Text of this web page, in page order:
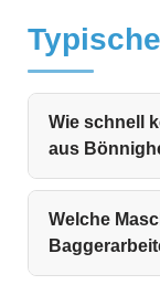
Wie schnell
aus
Welche